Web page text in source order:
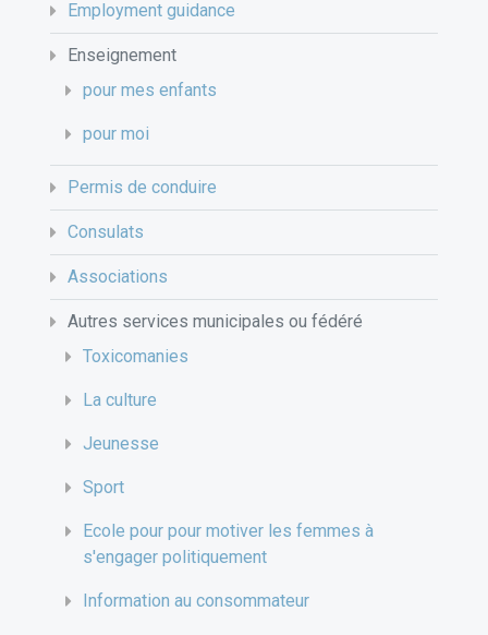
Employment guidance
Enseignement
pour mes enfants
pour moi
Permis de conduire
Consulats
Associations
Autres services municipales ou fédéré
Toxicomanies
La culture
Jeunesse
Sport
Ecole pour pour motiver les femmes à
s'engager politiquement
Information au consommateur